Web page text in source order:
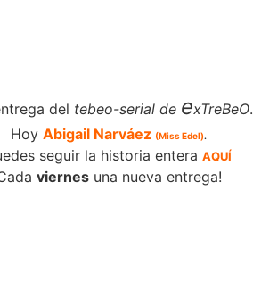
del tebeo-serial de exTreBeO.
Hoy Abigail Narváez (Miss Edel).
seguir la historia entera AQUÍ
viernesuna nueva entrega!